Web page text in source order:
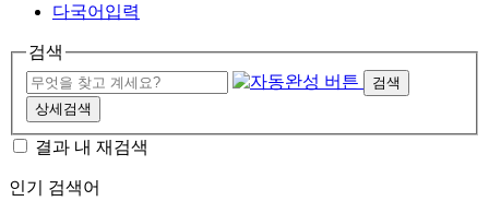
다국어입력
검색
검색
상세검색
결과 내 재검색
인기 검색어